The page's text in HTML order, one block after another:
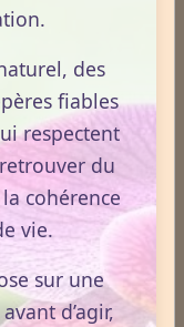
des
fiables
respectent
du
cohérence
vie.
sur une
d’agir,